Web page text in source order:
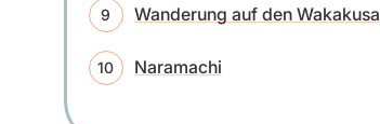
Wanderung auf den Wakakusa
Naramachi